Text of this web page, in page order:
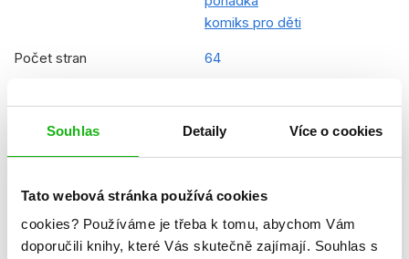
Souhlas Detaily Více o cookies
Tato webová stránka používá cookies
cookies? Používáme je třeba k tomu, abychom Vám
doporučili knihy, které Vás skutečně zajímají. Souhlas s
komiks pro děti
Počet stran 64
Datum vydání 14.03.2025
Hmotnost 0,27 kg
slovenština